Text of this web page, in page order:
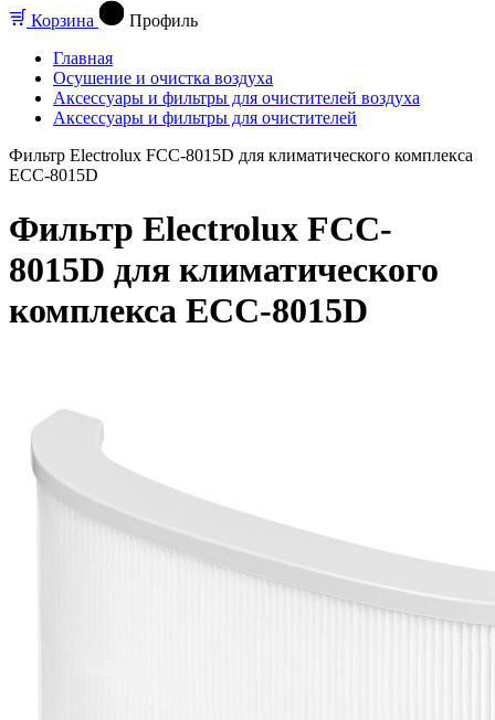
Корзина
Профиль
Главная
Осушение и очистка воздуха
Аксессуары и фильтры для очистителей воздуха
Аксессуары и фильтры для очистителей
Фильтр Electrolux FCC-8015D для климатического комплекса
ECC-8015D
Фильтр Electrolux FCC-
8015D для климатического
комплекса ECC-8015D